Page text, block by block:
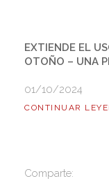
EXTIENDE EL
OTOÑO – UNA
01/10/2024
CONTINUAR
Comparte: